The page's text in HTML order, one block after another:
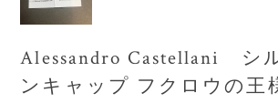
Alessandro Castellani シ
ンキャップ フクロウの王